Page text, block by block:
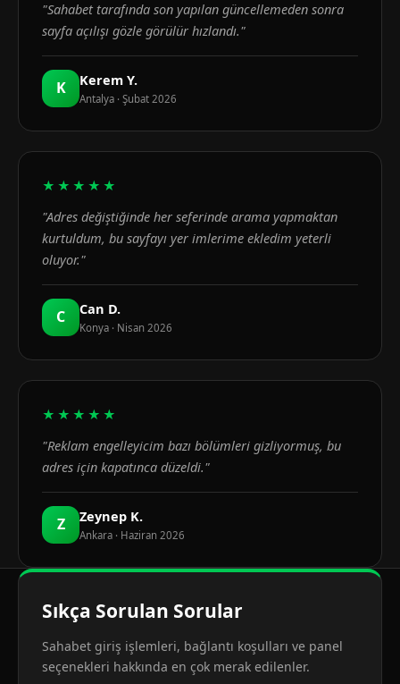
"Sahabet tarafında son yapılan güncellemeden sonra
sayfa açılışı gözle görülür hızlandı."
K Kerem Y.
Antalya · Şubat 2026
★★★★★
"Adres değiştiğinde her seferinde arama yapmaktan
kurtuldum, bu sayfayı yer imlerime ekledim yeterli
oluyor."
C Can D.
Konya · Nisan 2026
★★★★★
"Reklam engelleyicim bazı bölümleri gizliyormuş, bu
adres için kapatınca düzeldi."
Z Zeynep K.
Ankara · Haziran 2026
Sıkça Sorulan Sorular
Sahabet giriş işlemleri, bağlantı koşulları ve panel
seçenekleri hakkında en çok merak edilenler.